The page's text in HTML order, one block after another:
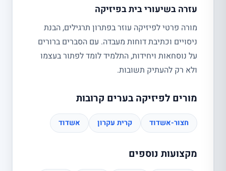
עזרה בשיעורי בית בפיזיקה
מורה פרטי לפיזיקה עוזר בפתרון תרגילים, הבנת
ניסויים וכתיבת דוחות מעבדה. עם הסברים ברורים
על נוסחאות ויחידות, התלמיד לומד לפתור בעצמו
ולא רק להעתיק תשובות.
מורים לפיזיקה בערים קרובות
חצור-אשדוד קרית עקרון אשדוד
מקצועות נוספים